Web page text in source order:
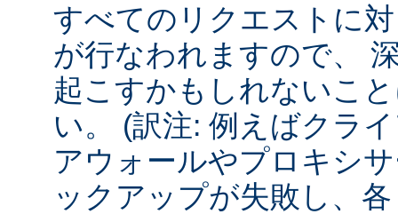
すべてのリクエストに
が行なわれますので、
起こすかもしれないこ
い。 (訳注: 例えばクラ
アウォールやプロキシ
ックアップが失敗し、